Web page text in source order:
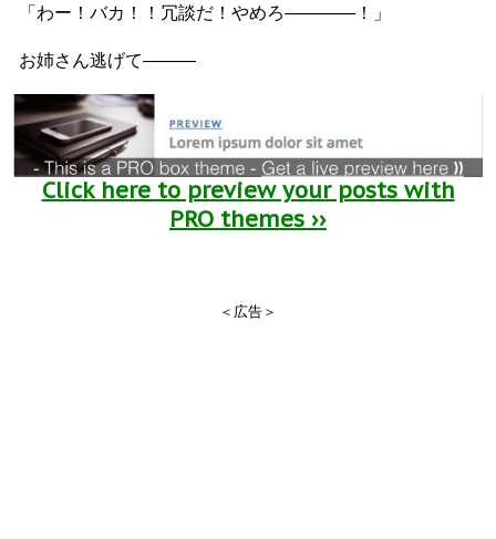
「わー！バカ！！冗談だ！やめろ――――！」
お姉さん逃げて―――
Click here to preview your posts with
PRO themes ››
＜広告＞